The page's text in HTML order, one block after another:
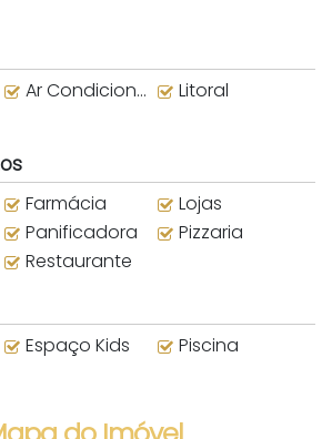
Ar Condicionado
Litoral
Farmácia
Lojas
Panificadora
Pizzaria
Restaurante
Espaço Kids
Piscina